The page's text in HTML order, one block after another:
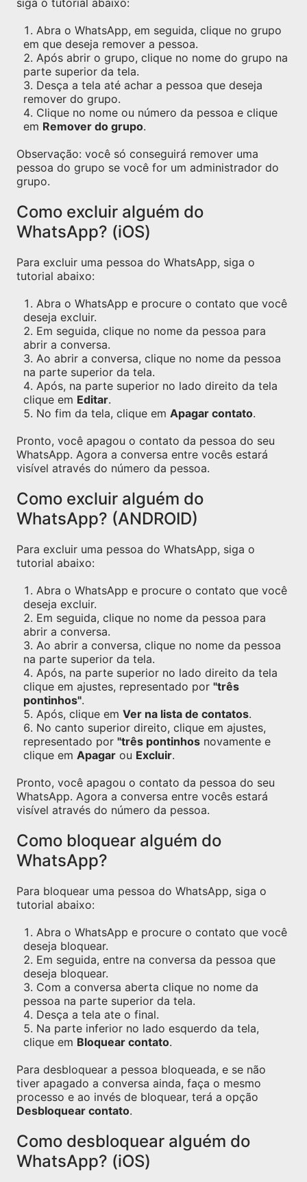
siga o tutorial abaixo:
Abra o WhatsApp, em seguida, clique no grupo
em que deseja remover a pessoa.
Após abrir o grupo, clique no nome do grupo na
parte superior da tela.
Desça a tela até achar a pessoa que deseja
remover do grupo.
Clique no nome ou número da pessoa e clique
em Remover do grupo.
Observação: você só conseguirá remover uma
pessoa do grupo se você for um administrador do
grupo.
Como excluir alguém do
WhatsApp? (iOS)
Para excluir uma pessoa do WhatsApp, siga o
tutorial abaixo:
Abra o WhatsApp e procure o contato que você
deseja excluir.
Em seguida, clique no nome da pessoa para
abrir a conversa.
Ao abrir a conversa, clique no nome da pessoa
na parte superior da tela.
Após, na parte superior no lado direito da tela
clique em Editar.
No fim da tela, clique em Apagar contato.
Pronto, você apagou o contato da pessoa do seu
WhatsApp. Agora a conversa entre vocês estará
visível através do número da pessoa.
Como excluir alguém do
WhatsApp? (ANDROID)
Para excluir uma pessoa do WhatsApp, siga o
tutorial abaixo:
Abra o WhatsApp e procure o contato que você
deseja excluir.
Em seguida, clique no nome da pessoa para
abrir a conversa.
Ao abrir a conversa, clique no nome da pessoa
na parte superior da tela.
Após, na parte superior no lado direito da tela
clique em ajustes, representado por "três
pontinhos".
Após, clique em Ver na lista de contatos.
No canto superior direito, clique em ajustes,
representado por "três pontinhos novamente e
clique em Apagar ou Excluir.
Pronto, você apagou o contato da pessoa do seu
WhatsApp. Agora a conversa entre vocês estará
visível através do número da pessoa.
Como bloquear alguém do
WhatsApp?
Para bloquear uma pessoa do WhatsApp, siga o
tutorial abaixo:
Abra o WhatsApp e procure o contato que você
deseja bloquear.
Em seguida, entre na conversa da pessoa que
deseja bloquear.
Com a conversa aberta clique no nome da
pessoa na parte superior da tela.
Desça a tela ate o final.
Na parte inferior no lado esquerdo da tela,
clique em Bloquear contato.
Para desbloquear a pessoa bloqueada, e se não
tiver apagado a conversa ainda, faça o mesmo
processo e ao invés de bloquear, terá a opção
Desbloquear contato.
Como desbloquear alguém do
WhatsApp? (iOS)